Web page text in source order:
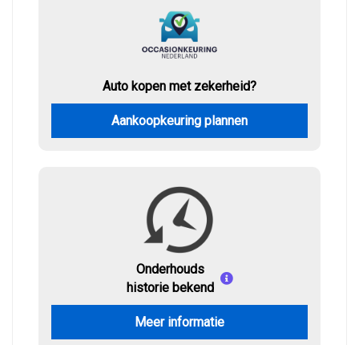
Auto kopen met zekerheid?
Aankoopkeuring plannen
Onderhouds
historie bekend
Meer informatie